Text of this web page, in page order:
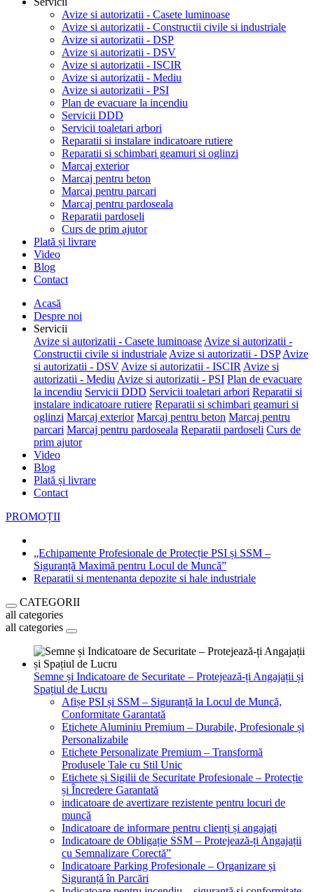
Avize si autorizatii - Casete luminoase
Avize si autorizatii - Constructii civile si industriale
Avize si autorizatii - DSP
Avize si autorizatii - DSV
Avize si autorizatii - ISCIR
Avize si autorizatii - Mediu
Avize si autorizatii - PSI
Plan de evacuare la incendiu
Servicii DDD
Servicii toaletari arbori
Reparatii si instalare indicatoare rutiere
Reparatii si schimbari geamuri si oglinzi
Marcaj exterior
Marcaj pentru beton
Marcaj pentru parcari
Marcaj pentru pardoseala
Reparatii pardoseli
Curs de prim ajutor
Plată și livrare
Video
Blog
Contact
Acasă
Despre noi
Servicii
Avize si autorizatii - Casete luminoase Avize si autorizatii -
Constructii civile si industriale Avize si autorizatii - DSP Avize
si autorizatii - DSV Avize si autorizatii - ISCIR Avize si
autorizatii - Mediu Avize si autorizatii - PSI Plan de evacuare
la incendiu Servicii DDD Servicii toaletari arbori Reparatii si
instalare indicatoare rutiere Reparatii si schimbari geamuri si
oglinzi Marcaj exterior Marcaj pentru beton Marcaj pentru
parcari Marcaj pentru pardoseala Reparatii pardoseli Curs de
prim ajutor
Video
Blog
Plată și livrare
Contact
PROMOȚII
„Echipamente Profesionale de Protecție PSI și SSM –
Siguranță Maximă pentru Locul de Muncă”
Reparatii si mentenanta depozite si hale industriale
CATEGORII
all categories
all categories
Semne și Indicatoare de Securitate – Protejează-ți Angajații și
Spațiul de Lucru
Afișe PSI și SSM – Siguranță la Locul de Muncă,
Conformitate Garantată
Etichete Aluminiu Premium – Durabile, Profesionale și
Personalizabile
Etichete Personalizate Premium – Transformă
Produsele Tale cu Stil Unic
Etichete și Sigilii de Securitate Profesionale – Protecție
și Încredere Garantată
indicatoare de avertizare rezistente pentru locuri de
muncă
Indicatoare de informare pentru clienți și angajați
Indicatoare de Obligație SSM – Protejează-ți Angajații
cu Semnalizare Corectă”
Indicatoare Parking Profesionale – Organizare și
Siguranță în Parcări